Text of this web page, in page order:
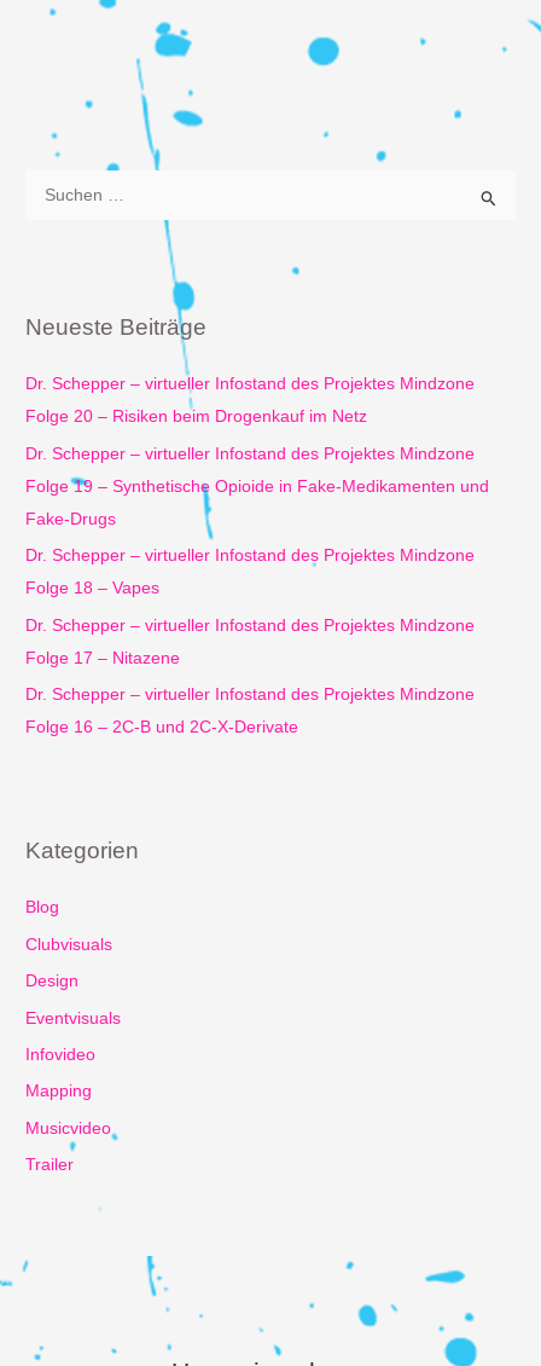
Wetter
Wochen“
HIFI
COMPONENTS
e
n
a
c
h
:
Neueste Beiträge
Dr. Schepper – virtueller Infostand des Projektes Mindzone
Folge 20 – Risiken beim Drogenkauf im Netz
Dr. Schepper – virtueller Infostand des Projektes Mindzone
Folge 19 – Synthetische Opioide in Fake-Medikamenten und
Fake-Drugs
Dr. Schepper – virtueller Infostand des Projektes Mindzone
Folge 18 – Vapes
Dr. Schepper – virtueller Infostand des Projektes Mindzone
Folge 17 – Nitazene
Dr. Schepper – virtueller Infostand des Projektes Mindzone
Folge 16 – 2C-B und 2C-X-Derivate
Kategorien
Blog
Clubvisuals
Design
Eventvisuals
Infovideo
Mapping
Musicvideo
Trailer